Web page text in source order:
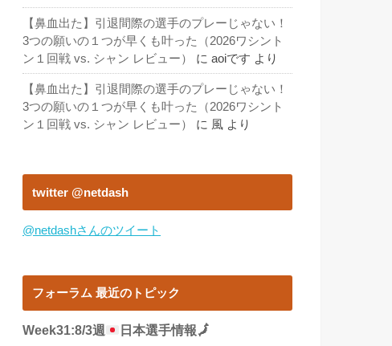
【鼻血出た】引退間際の選手のプレーじゃない！
3つの願いの１つが早くも叶った（2026ワシント
ン１回戦 vs. シャン レビュー）
に aoiです より
【鼻血出た】引退間際の選手のプレーじゃない！
3つの願いの１つが早くも叶った（2026ワシント
ン１回戦 vs. シャン レビュー）
に 風 より
twitter @netdash
@netdashさんのツイート
フォーラム 最近のトピック
Week31:8/3週 日本選手情報🗾